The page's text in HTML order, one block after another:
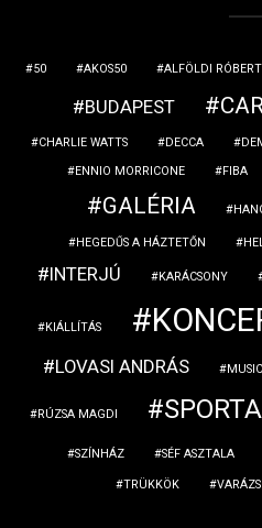
50 AKOS50 ALFÖLDI RÓBERT
BUDAPEST
CHARLIE WATTS DECCA
ENNIO MORRICONE
FIBA
GALÉRIA
HEGEDŰS A HÁZTETŐN
INTERJÚ KARÁCSONY
KIÁLLÍTÁS
LOVASI ANDRÁS
RÚZSA MAGDI
SZÍNHÁZ SÉF ASZTALA
TRÜKKÖK